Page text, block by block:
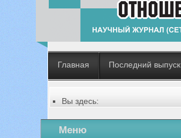
Главная Последний выпуск
Вы здесь:
Содержание выпусков
№ 6 (51), 2019
Меню